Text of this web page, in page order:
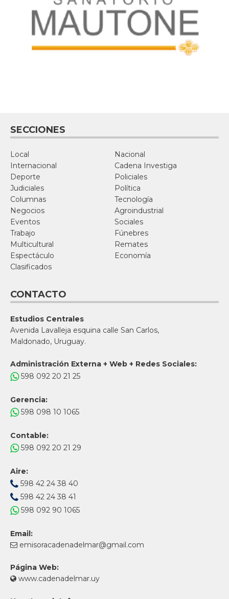
SECCIONES
Local
Nacional
Internacional
Cadena Investiga
Deporte
Policiales
Judiciales
Política
Columnas
Tecnología
Negocios
Agroindustrial
Eventos
Sociales
Trabajo
Fúnebres
Multicultural
Remates
Espectáculo
Economía
Clasificados
CONTACTO
Estudios Centrales
Avenida Lavalleja esquina calle San Carlos,
Maldonado, Uruguay.
Administración Externa + Web + Redes Sociales:
598 092 20 21 25
Gerencia:
598 098 10 1065
Contable:
598 092 20 21 29
Aire:
598 42 24 38 40
598 42 24 38 41
598 092 90 1065
Email:
emisoracadenadelmar@gmail.com
Página Web:
www.cadenadelmar.uy